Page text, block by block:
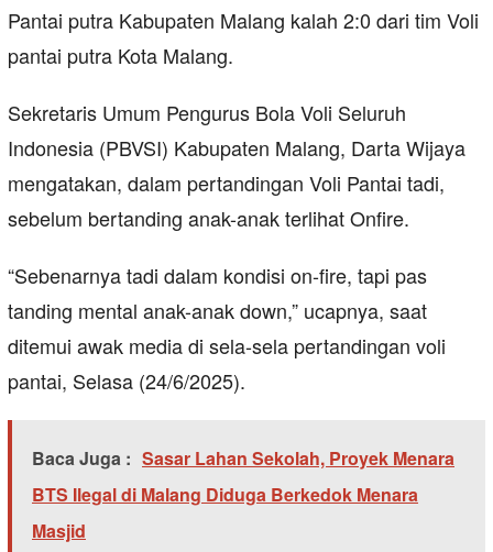
Pantai putra Kabupaten Malang kalah 2:0 dari tim Voli
pantai putra Kota Malang.
Sekretaris Umum Pengurus Bola Voli Seluruh
Indonesia (PBVSI) Kabupaten Malang, Darta Wijaya
mengatakan, dalam pertandingan Voli Pantai tadi,
sebelum bertanding anak-anak terlihat Onfire.
“Sebenarnya tadi dalam kondisi on-fire, tapi pas
tanding mental anak-anak down,” ucapnya, saat
ditemui awak media di sela-sela pertandingan voli
pantai, Selasa (24/6/2025).
Baca Juga : Sasar Lahan Sekolah, Proyek Menara
BTS Ilegal di Malang Diduga Berkedok Menara
Masjid